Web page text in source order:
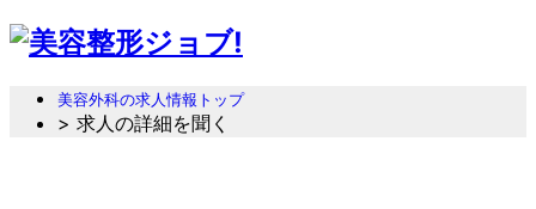
美容外科の求人情報トップ
> 求人の詳細を聞く